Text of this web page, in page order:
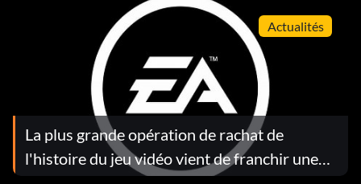
Actualités
La plus grande opération de rachat de
l'histoire du jeu vidéo vient de franchir une